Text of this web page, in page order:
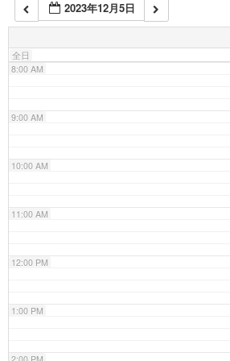
2023年12月5日
全日
7:00 AM
8:00 AM
9:00 AM
10:00 AM
11:00 AM
12:00 PM
1:00 PM